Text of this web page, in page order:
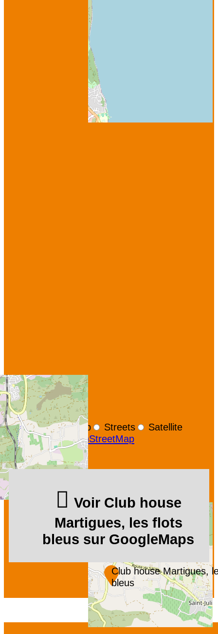
Club house Martigues,
bleus
+−
OpenStreetMap
Streets
Satellite
Leaflet |©OpenStreetMap
Voir Club house
Martigues, les flots
bleus sur GoogleMaps